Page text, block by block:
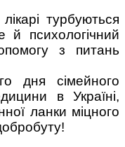
турбуються
психологічний
з питань
дня сімейного
в Україні,
ланки міцного